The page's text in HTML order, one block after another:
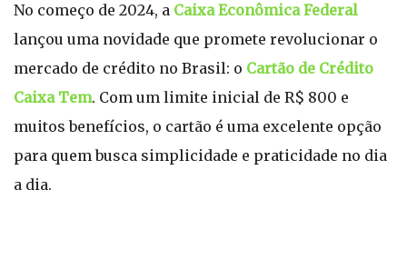
No começo de 2024, a Caixa Econômica Federal
lançou uma novidade que promete revolucionar o
mercado de crédito no Brasil: o Cartão de Crédito
Caixa Tem. Com um limite inicial de R$ 800 e
muitos benefícios, o cartão é uma excelente opção
para quem busca simplicidade e praticidade no dia
a dia.